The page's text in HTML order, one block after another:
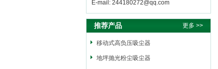
E-mail: 244180272@qq.com
推荐产品 更多 >>
移动式高负压吸尘器
地坪抛光粉尘吸尘器